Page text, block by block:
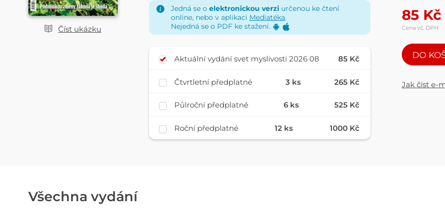
Číst ukázku
studiu Lesnické práce. Svět myslivosti se opírá o redakční radu tvořenou řadou
mysliveckých odborníků. Redakce Světa myslivosti též spolupracuje s lesnickými
výzkumnými ústavy, státními institucemi a soukromými subjekty.
Jedná se o elektronickou verzi určenou ke čtení
online, nebo v aplikaci Mediatéka.
Nejedná se o PDF ke stažení.
Aktuální vydání svet myslivosti 2026 08 85 Kč
Čtvrtletní předplatné 3 ks 265 Kč
Půlroční předplatné 6 ks 525 Kč
Roční předplatné 12 ks 1000 Kč
85 Kč
Cena vč. DPH
DO
Jak číst e-
Všechna vydání